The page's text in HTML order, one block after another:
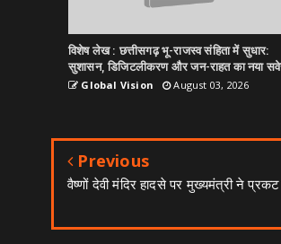
विशेष लेख : छत्तीसगढ़ भू-राजस्व संहिता में सुधार:
सुशासन, डिजिटलीकरण और जन-राहत का नया
Global Vision August 03, 2026
Previous
वैष्णों देवी मंदिर हादसे पर मुख्यमंत्री ने